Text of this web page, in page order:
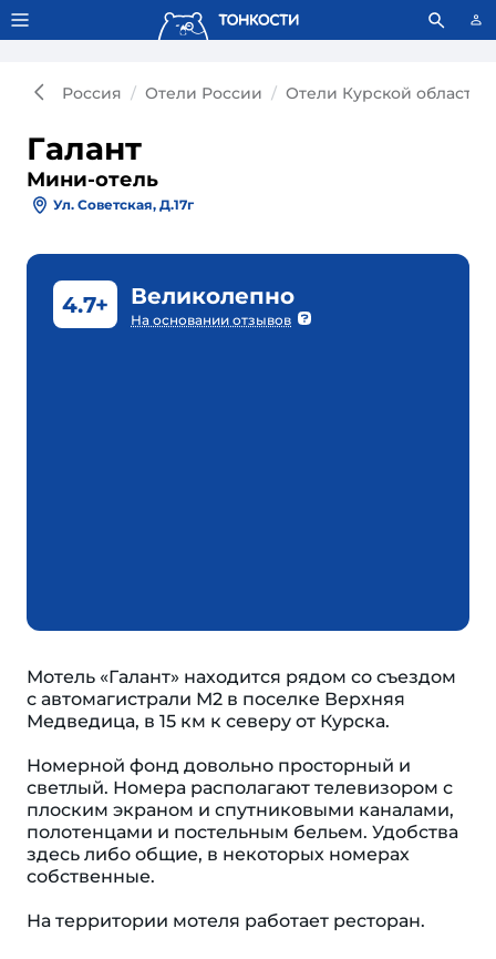
Тонкости используют сookie-файлы. Что это значит?
Россия Отели России Отели Курской области
Галант
Мини-отель
Ул. Советская, Д.17г
4.7+ Великолепно
На основании отзывов
Мотель «Галант» находится рядом со съездом
с автомагистрали М2 в поселке Верхняя
Медведица, в 15 км к северу от Курска.
Номерной фонд довольно просторный и
светлый. Номера располагают телевизором с
плоским экраном и спутниковыми каналами,
полотенцами и постельным бельем. Удобства
здесь либо общие, в некоторых номерах
собственные.
На территории мотеля работает ресторан.